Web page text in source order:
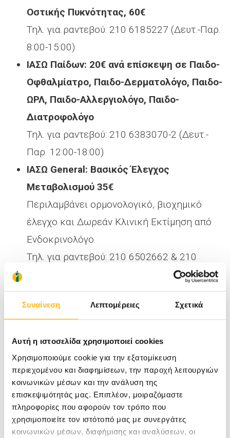
Συναίνεση Λεπτομέρειες Σχετικά
Αυτή η ιστοσελίδα χρησιμοποιεί cookies
Χρησιμοποιούμε cookie για την εξατομίκευση
περιεχομένου και διαφημίσεων, την παροχή λειτουργιών
κοινωνικών μέσων και την ανάλυση της
επισκεψιμότητάς μας. Επιπλέον, μοιραζόμαστε
πληροφορίες που αφορούν τον τρόπο που
χρησιμοποιείτε τον ιστότοπό μας με συνεργάτες
κοινωνικών μέσων, διαφήμισης και αναλύσεων, οι
Οστικής Πυκνότητας, 60€
Τηλ. για ραντεβού: 210 6185227 (Δευτ.-Παρ.
8:00-15:00)
ΙΑΣΩ Παίδων: 20€ ανά επίσκεψη σε Παιδο-
Οφθαλμίατρο, Παιδο-Δερματολόγο, Παιδο-
ΩΡΛ, Παιδο-Αλλεργιολόγο, Παιδο-
Διατροφολόγο
Τηλ. για ραντεβού: 210 6383070-2 (Δευτ.-
Παρ. 12:00-18:00)
ΙΑΣΩ General: Βασικός Έλεγχος
Μεταβολισμού 35€
Περιλαμβάνει ορμονολογικό, βιοχημικό
έλεγχο και Δωρεάν Κλινική Εκτίμηση από
Ενδοκρινολόγο
Τηλ. για ραντεβού: 210 6502662 & 210
6502015 (Δευτ.-Παρ. 08:00-20:00)
Φιλοκτήτης:
Δωρεάν
αρχική αξιολόγηση από
και10 Δωρεάνφυσικοθεραπείες
10% έκπτωση στην υδροθεραπεία
Πλήρες Εξατομικευμένο
Διατροφήςμε πλήρη ανάλυση
σύστασης σώματος - λιπομέτρηση